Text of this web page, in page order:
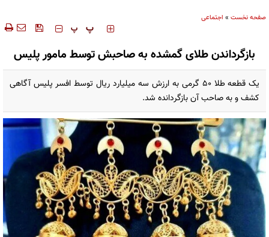
صفحه نخست » اجتماعی
‍‍‍ پ پ
بازگرداندن طلای گمشده به صاحبش توسط مامور پلیس
یک قطعه طلا ۵۰ گرمی به ارزش سه میلیارد ریال توسط افسر پلیس آگاهی
کشف و به صاحب آن بازگردانده شد.